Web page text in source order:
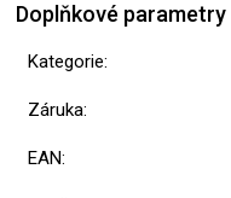
Doplňkové parametry
Kategorie:
Záruka:
EAN: